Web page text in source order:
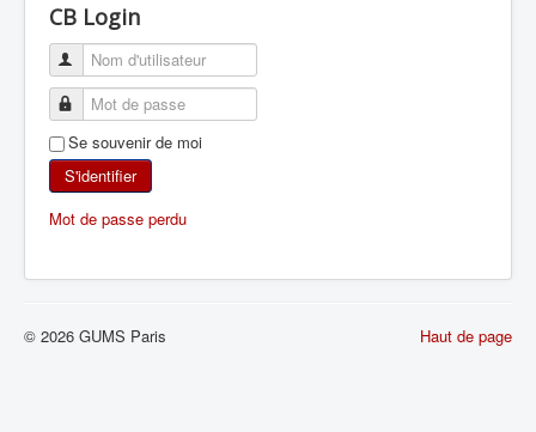
RANDONNÉE SPORTIVE
CB Login
Se souvenir de moi
S'identifier
Mot de passe perdu
Haut de page
© 2026 GUMS Paris